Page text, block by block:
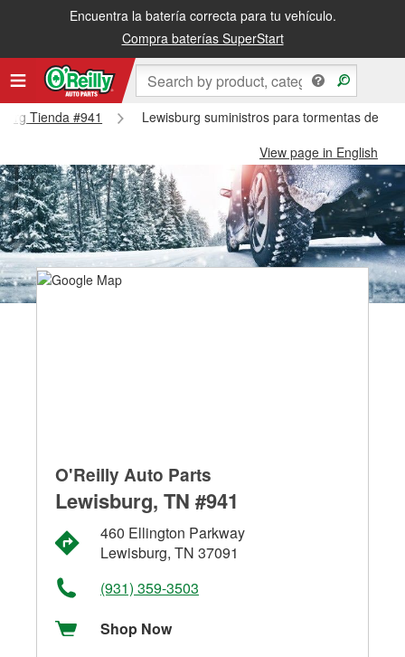
Encuentra la batería correcta para tu vehículo.
Compra baterías SuperStart
Tienda #941
Lewisburg suministros para tormentas de
View page in English
O'Reilly Auto Parts
Lewisburg, TN #941
460 Ellington Parkway
Lewisburg, TN 37091
(931) 359-3503
Shop Now